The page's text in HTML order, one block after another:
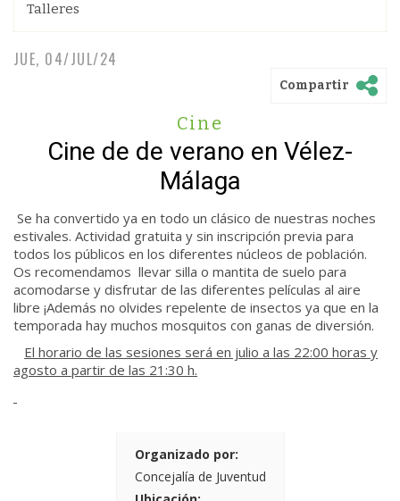
Talleres
JUE, 04/JUL/24
Compartir
Cine
Cine de de verano en Vélez-
Málaga
Se ha convertido ya en todo un clásico de nuestras noches
estivales. Actividad gratuita y sin inscripción previa para
todos los públicos en los diferentes núcleos de población.
Os recomendamos llevar silla o mantita de suelo para
acomodarse y disfrutar de las diferentes películas al aire
libre ¡Además no olvides repelente de insectos ya que en la
temporada hay muchos mosquitos con ganas de diversión.
El horario de las sesiones será en julio a las 22:00 horas y
agosto a partir de las 21:30 h.
Organizado por:
Concejalía de Juventud